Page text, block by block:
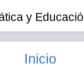
y
Inicio